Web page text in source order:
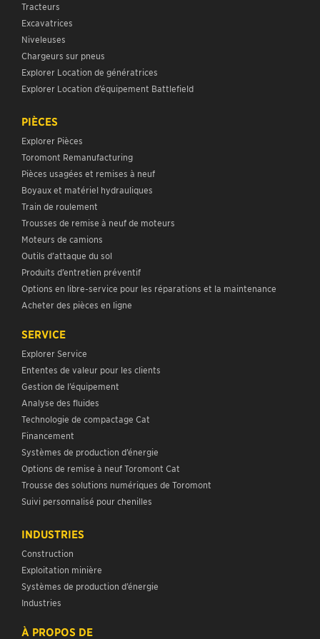
Tracteurs
Excavatrices
Niveleuses
Chargeurs sur pneus
Explorer Location de génératrices
Explorer Location d’équipement Battlefield
PIÈCES
Explorer Pièces
Toromont Remanufacturing
Pièces usagées et remises à neuf
Boyaux et matériel hydrauliques
Train de roulement
Trousses de remise à neuf de moteurs
Moteurs de camions
Outils d’attaque du sol
Produits d’entretien préventif
Options en libre-service pour les réparations et la maintenance
Acheter des pièces en ligne
SERVICE
Explorer Service
Ententes de valeur pour les clients
Gestion de l’équipement
Analyse des fluides
Technologie de compactage Cat
Financement
Systèmes de production d’énergie
Options de remise à neuf Toromont Cat
Trousse des solutions numériques de Toromont
Suivi personnalisé pour chenilles
INDUSTRIES
Construction
Exploitation minière
Systèmes de production d’énergie
Industries
À PROPOS DE